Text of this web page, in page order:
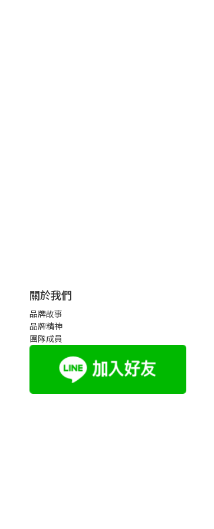
關於我們
品牌故事
品牌精神
團隊成員